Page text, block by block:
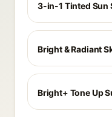
3-in-1 Tinted Sun
Bright & Radiant
Bright+ Tone Up